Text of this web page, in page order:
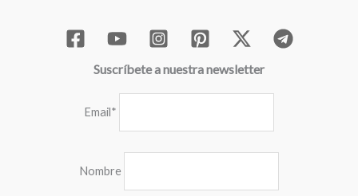
Suscríbete a nuestra newsletter
Email*
Nombre